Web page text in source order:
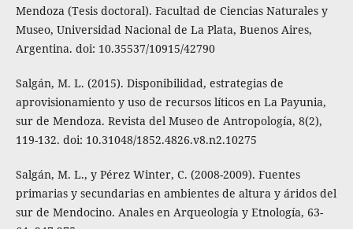
Mendoza (Tesis doctoral). Facultad de Ciencias Naturales y
Museo, Universidad Nacional de La Plata, Buenos Aires,
Argentina. doi: 10.35537/10915/42790
Salgán, M. L. (2015). Disponibilidad, estrategias de
aprovisionamiento y uso de recursos líticos en La Payunia,
sur de Mendoza. Revista del Museo de Antropología, 8(2),
119-132. doi: 10.31048/1852.4826.v8.n2.10275
Salgán, M. L., y Pérez Winter, C. (2008-2009). Fuentes
primarias y secundarias en ambientes de altura y áridos del
sur de Mendocino. Anales en Arqueología y Etnología, 63-